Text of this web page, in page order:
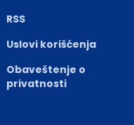
RSS
Uslovi korišćenja
Obaveštenje o
privatnosti